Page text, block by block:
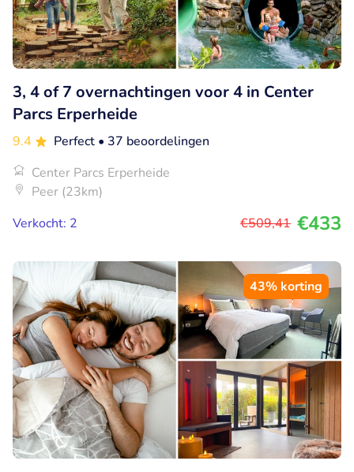
3, 4 of 7 overnachtingen voor 4 in Center
Parcs Erperheide
9.4 Perfect • 37 beoordelingen
Center Parcs Erperheide
Peer (23km)
Verkocht: 2
€509,41 €433
43% korting